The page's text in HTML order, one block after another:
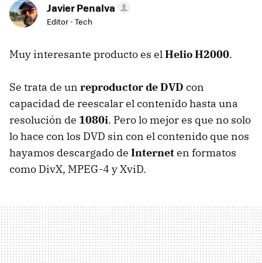
Javier Penalva
Editor - Tech
Muy interesante producto es elHelio H2000.
Se trata de un reproductor de DVD con
capacidad de reescalar el contenido hasta una
resolución de 1080i. Pero lo mejor es que no solo
lo hace con los DVD sin con el contenido que nos
hayamos descargado de Interneten formatos
como DivX, MPEG-4 y XviD.